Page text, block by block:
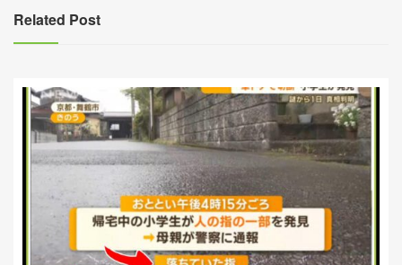
覽
Related Post